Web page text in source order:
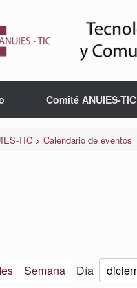
Comité ANUIES-TIC
TIC> Calendario de eventos
Semana Día Mes
Día
Año